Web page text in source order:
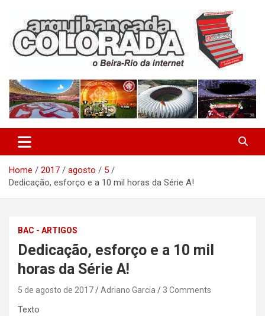
content
Arquibancada Colorada
Home 2017 agosto
5
Dedicação, esforço e a 10 mil horas da Série A!
BAC - ARTIGOS
Dedicação, esforço e a 10 mil
horas da Série A!
5 de agosto de 2017 Adriano Garcia 3 Comments
Texto